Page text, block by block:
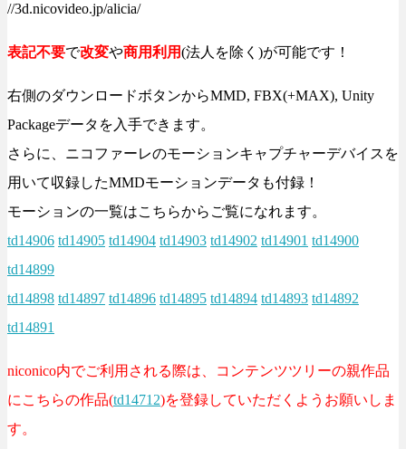
//3d.nicovideo.jp/alicia/
表記不要で改変や商用利用(法人を除く)が可能です！
右側のダウンロードボタンからMMD, FBX(+MAX), Unity
Packageデータを入手できます。
さらに、ニコファーレのモーションキャプチャーデバイスを
用いて収録したMMDモーションデータも付録！
モーションの一覧はこちらからご覧になれます。
td14906 td14905 td14904 td14903 td14902 td14901 td14900
td14899
td14898 td14897 td14896 td14895 td14894 td14893 td14892
td14891
niconico内でご利用される際は、コンテンツツリーの親作品
にこちらの作品(td14712)を登録していただくようお願いしま
す。